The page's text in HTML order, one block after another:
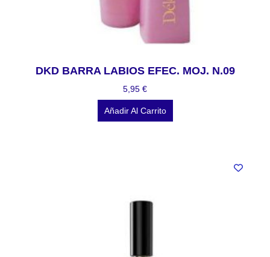
DKD BARRA LABIOS EFEC. MOJ. N.09
5,95 €
Añadir Al Carrito